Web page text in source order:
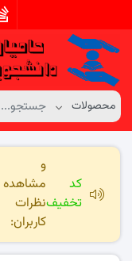
کد
تخفیف
و
مشاهده
نظرات
کاربران: